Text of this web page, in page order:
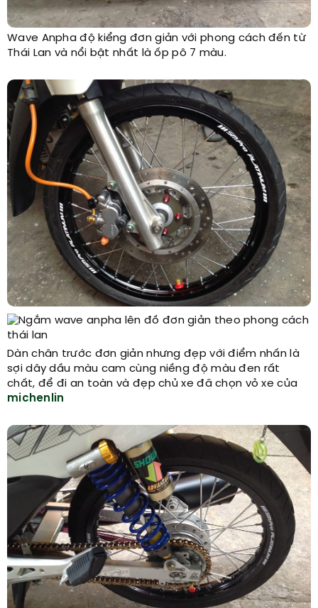
Wave Anpha độ kiểng đơn giản với phong cách đến từ
Thái Lan và nổi bật nhất là ốp pô 7 màu.
Dàn chân trước đơn giản nhưng đẹp với điểm nhấn là
sợi dây dầu màu cam cùng niềng độ màu đen rất
chất, để đi an toàn và đẹp chủ xe đã chọn vỏ xe của
michenlin